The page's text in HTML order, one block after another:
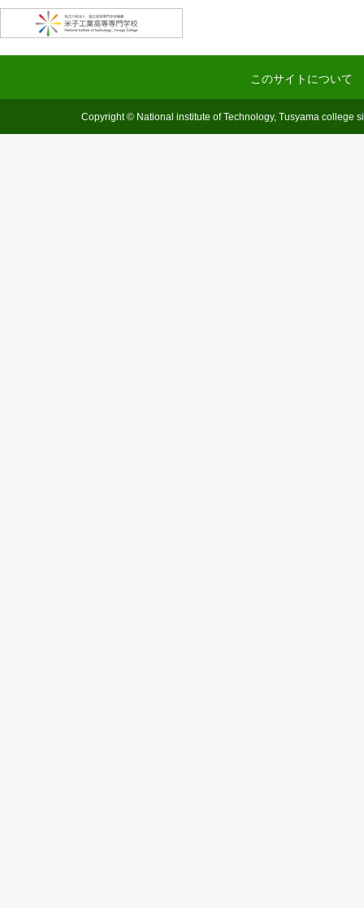
このサイトについて
Copyright © National institute of Technology, Tusyama college